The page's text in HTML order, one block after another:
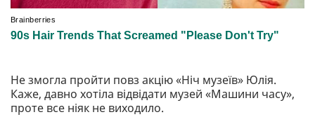
Не змогла пройти повз акцію «Ніч музеїв» Юлія.
Каже, давно хотіла відвідати музей «Машини часу»,
проте все ніяк не виходило.